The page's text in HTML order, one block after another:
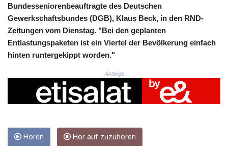
ETB 185.933939
FJD 2.552144
FKP 0.85592
GBP 0.856301
GEL 3.013175
GHS 13.521816
GIP 0.85592
GMD 85.266887
GYD 241.004293
HKD 9.038838
Bundesseniorenbeauftragte des Deutschen
Gewerkschaftsbundes (DGB), Klaus Beck, in den RND-
Zeitungen vom Dienstag. "Bei den geplanten
Entlastungspaketen ist ein Viertel der Bevölkerung einfach
hinten runtergekippt worden."
Anzeige
Hören Hör auf zuzuhören